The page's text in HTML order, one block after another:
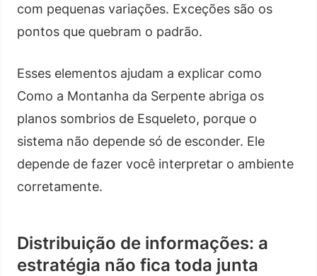
com pequenas variações. Exceções são os
pontos que quebram o padrão.
Esses elementos ajudam a explicar como
Como a Montanha da Serpente abriga os
planos sombrios de Esqueleto, porque o
sistema não depende só de esconder. Ele
depende de fazer você interpretar o ambiente
corretamente.
Distribuição de informações: a
estratégia não fica toda junta